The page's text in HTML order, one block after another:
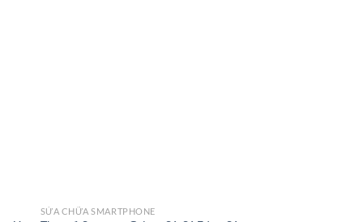
SỬA CHỮA SMARTPHONE